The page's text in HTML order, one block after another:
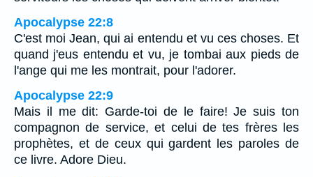
Apocalypse 22:8
C'est moi Jean, qui ai entendu et vu ces choses. Et
quand j'eus entendu et vu, je tombai aux pieds de
l'ange qui me les montrait, pour l'adorer.
Apocalypse 22:9
Mais il me dit: Garde-toi de le faire! Je suis ton
compagnon de service, et celui de tes frères les
prophètes, et de ceux qui gardent les paroles de
ce livre. Adore Dieu.